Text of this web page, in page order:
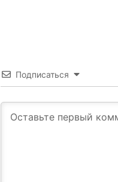
Подписаться